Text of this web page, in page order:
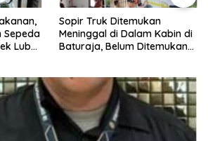
Sepeda
Lubuk
Sopir Truk Ditemukan
Meninggal di Dalam Kabin di
Baturaja, Belum Ditemukan